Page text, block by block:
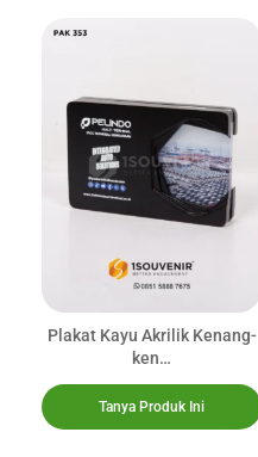
Dampaknya
Lebih Besar
dari yang
Dibayangkan
Kondisi Ini
Tidak
Selalu
Bisa
Di Sini
Plakat Kayu Akrilik Kenang-
ken…
Tanya Produk Ini